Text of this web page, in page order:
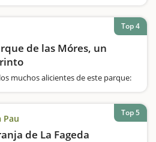
es un destino único y mágico. Situada
del Parque Natural de la…
de las Móres, un
muchos alicientes de este parque:
¿Quiere conocer un
tan completo…
Top 4
Pau
de La Fageda
Top 5